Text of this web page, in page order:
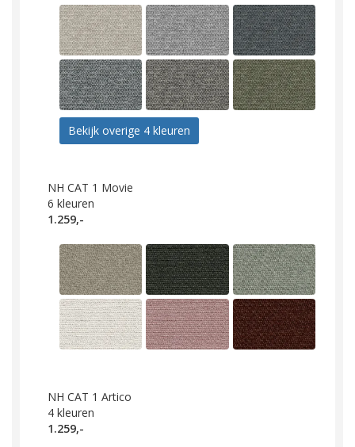
Bekijk overige 4 kleuren
NH CAT 1 Movie
6 kleuren
1.259,-
NH CAT 1 Artico
4 kleuren
1.259,-